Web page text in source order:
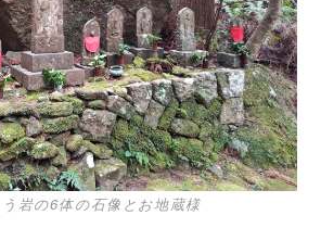
岩の6体の石像とお地蔵様